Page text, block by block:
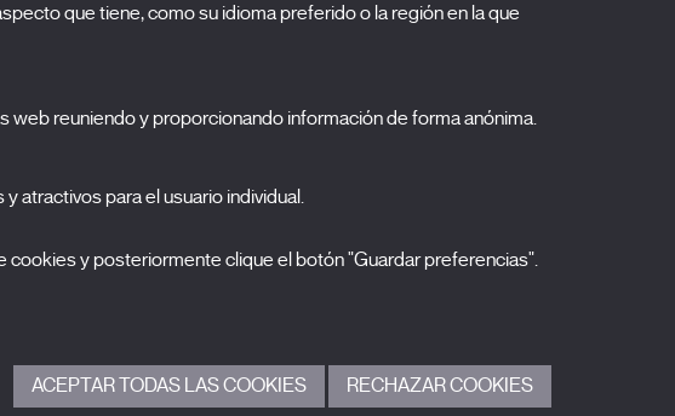
Nombre
Selecciona una categoría
0 listas seleccionadas
Acepto términos, condiciones ypolítica de
que tiene, como su idioma preferido o la región en la que
reuniendo y proporcionando información de forma anónima.
atractivos para el usuario individual.
y posteriormente clique el botón "Guardar preferencias".
ACEPTAR TODAS LAS COOKIES RECHAZAR COOKIES